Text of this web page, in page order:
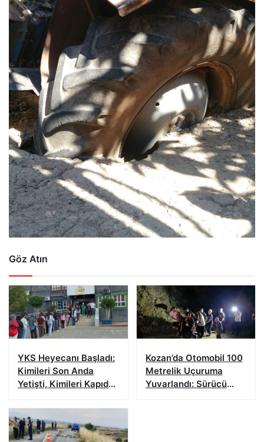
Göz Atın
YKS Heyecanı Başladı:
Kimileri Son Anda
Yetişti, Kimileri Kapıda
Kozan’da Otomobil 100
Metrelik Uçuruma
Yuvarlandı: Sürücü